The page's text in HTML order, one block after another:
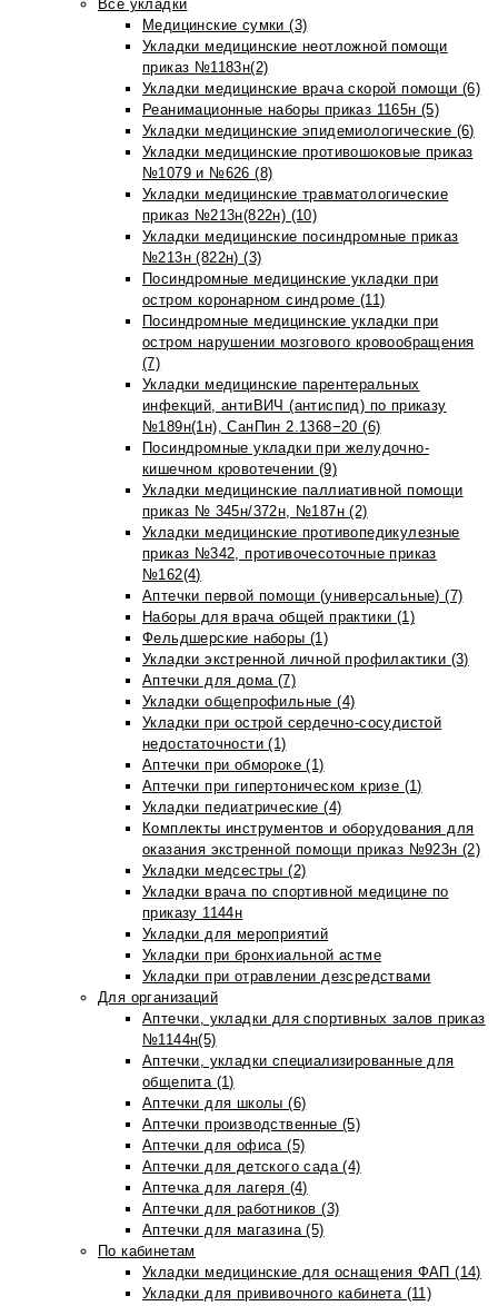
Все укладки
Медицинские сумки (3)
Укладки медицинские неотложной помощи
приказ №1183н(2)
Укладки медицинские врача скорой помощи (6)
Реанимационные наборы приказ 1165н (5)
Укладки медицинские эпидемиологические (6)
Укладки медицинские противошоковые приказ
№1079 и №626 (8)
Укладки медицинские травматологические
приказ №213н(822н) (10)
Укладки медицинские посиндромные приказ
№213н (822н) (3)
Посиндромные медицинские укладки при
остром коронарном синдроме (11)
Посиндромные медицинские укладки при
остром нарушении мозгового кровообращения
(7)
Укладки медицинские парентеральных
инфекций, антиВИЧ (антиспид) по приказу
№189н(1н), СанПин 2.1368−20 (6)
Посиндромные укладки при желудочно-
кишечном кровотечении (9)
Укладки медицинские паллиативной помощи
приказ № 345н/372н, №187н (2)
Укладки медицинские противопедикулезные
приказ №342, противочесоточные приказ
№162(4)
Аптечки первой помощи (универсальные) (7)
Наборы для врача общей практики (1)
Фельдшерские наборы (1)
Укладки экстренной личной профилактики (3)
Аптечки для дома (7)
Укладки общепрофильные (4)
Укладки при острой сердечно-сосудистой
недостаточности (1)
Аптечки при обмороке (1)
Аптечки при гипертоническом кризе (1)
Укладки педиатрические (4)
Комплекты инструментов и оборудования для
оказания экстренной помощи приказ №923н (2)
Укладки медсестры (2)
Укладки врача по спортивной медицине по
приказу 1144н
Укладки для мероприятий
Укладки при бронхиальной астме
Укладки при отравлении дезсредствами
Для организаций
Аптечки, укладки для спортивных залов приказ
№1144н(5)
Аптечки, укладки специализированные для
общепита (1)
Аптечки для школы (6)
Аптечки производственные (5)
Аптечки для офиса (5)
Аптечки для детского сада (4)
Аптечка для лагеря (4)
Аптечки для работников (3)
Аптечки для магазина (5)
По кабинетам
Укладки медицинские для оснащения ФАП (14)
Укладки для прививочного кабинета (11)